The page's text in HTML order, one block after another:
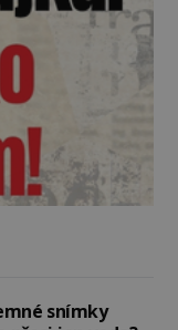
snímky